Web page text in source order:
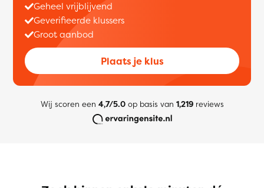
Geheel vrijblijvend
Geverifieerde klussers
Groot aanbod
Plaats je klus
Wij scoren een 4,7/5.0op basis van 1,219reviews